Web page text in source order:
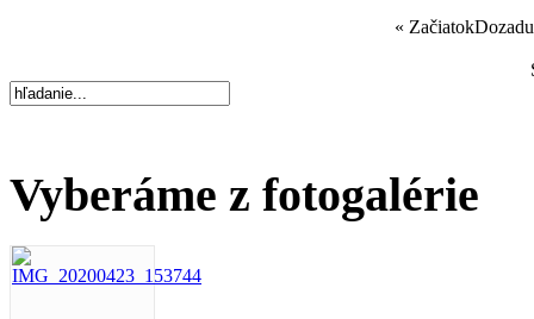
« ZačiatokDozadu
Vyberáme z fotogalérie